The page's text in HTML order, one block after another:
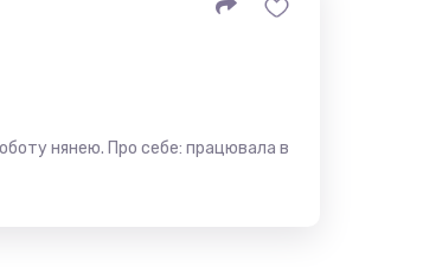
нянею. Про себе: працювала в